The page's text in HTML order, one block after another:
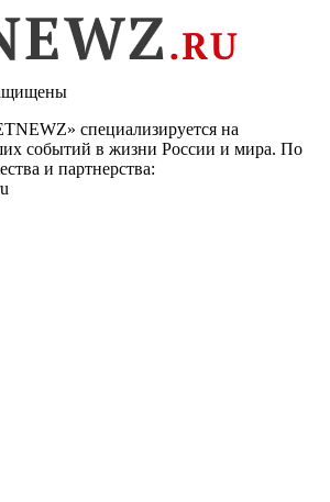
специализируется на
событий в жизни России и мира. По
и партнерства: